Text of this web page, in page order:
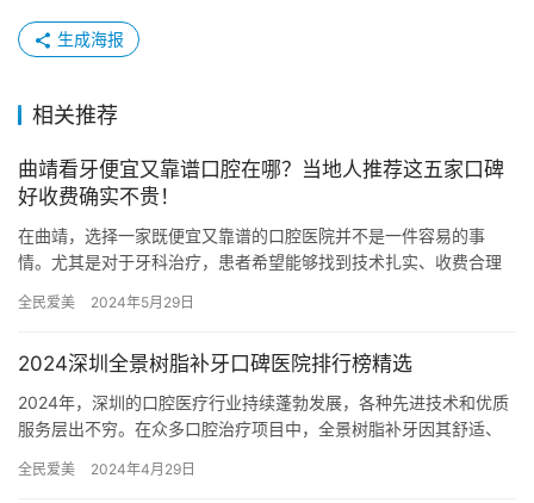
生成海报
相关推荐
曲靖看牙便宜又靠谱口腔在哪？当地人推荐这五家口碑
好收费确实不贵！
在曲靖，选择一家既便宜又靠谱的口腔医院并不是一件容易的事
情。尤其是对于牙科治疗，患者希望能够找到技术扎实、收费合理
的口腔医…
全民爱美 2024年5月29日
2024深圳全景树脂补牙口碑医院排行榜精选
2024年，深圳的口腔医疗行业持续蓬勃发展，各种先进技术和优质
服务层出不穷。在众多口腔治疗项目中，全景树脂补牙因其舒适、
多…
全民爱美 2024年4月29日